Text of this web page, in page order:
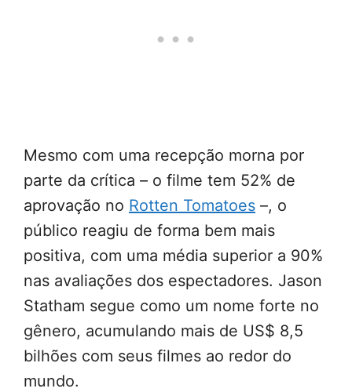
Mesmo com uma recepção morna por
parte da crítica – o filme tem 52% de
aprovação no Rotten Tomatoes –, o
público reagiu de forma bem mais
positiva, com uma média superior a 90%
nas avaliações dos espectadores. Jason
Statham segue como um nome forte no
gênero, acumulando mais de US$ 8,5
bilhões com seus filmes ao redor do
mundo.